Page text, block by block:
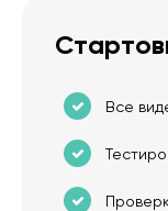
Все